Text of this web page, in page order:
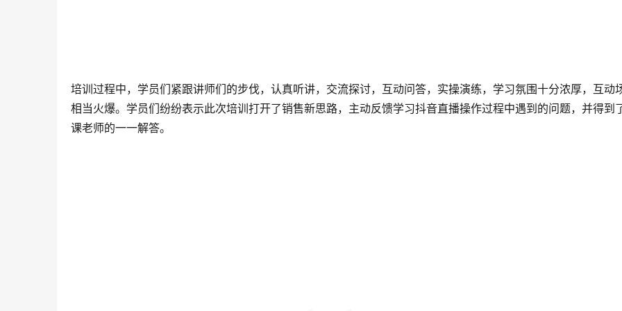
相当火爆。学员们纷纷表示此次培训打开了销售新思路，主动反馈学习抖音直播操作过程中遇到的问题，并得到
课老师的一一解答。